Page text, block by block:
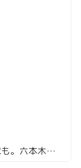
二日酔いの朝に効く一杯も、痺れる変化球も。六本木・麻布のラーメン8選